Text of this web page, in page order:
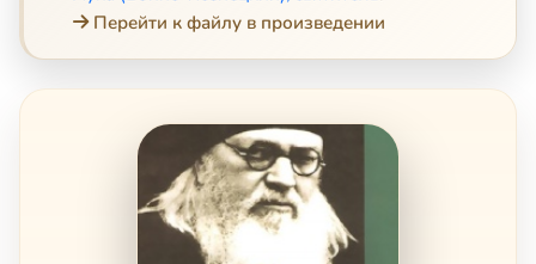
Перейти к файлу в произведении